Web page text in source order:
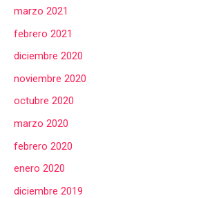
marzo 2021
febrero 2021
diciembre 2020
noviembre 2020
octubre 2020
marzo 2020
febrero 2020
enero 2020
diciembre 2019